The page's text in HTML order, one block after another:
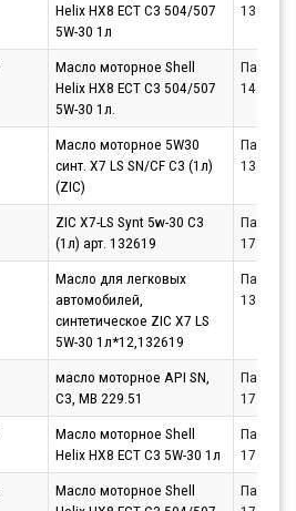
Helix HX8 ECT C3 504/507
5W-30 1л
Масло моторное Shell
Helix HX8 ECT C3 504/507
5W-30 1л.
Партнёр
Масло моторное 5W30
синт. X7 LS SN/CF C3 (1л)
(ZIC)
Партнёр
ZIC X7-LS Synt 5w-30 С3
(1л) арт. 132619
Партнёр
Масло для легковых
автомобилей,
синтетическое ZIC X7 LS
5W-30 1л*12,132619
Партнёр
масло моторное API SN,
C3, MB 229.51
Партнёр
Масло моторное Shell
Helix HX8 ECT C3 5W-30 1л
Партнёр
Масло моторное Shell
Партнёр